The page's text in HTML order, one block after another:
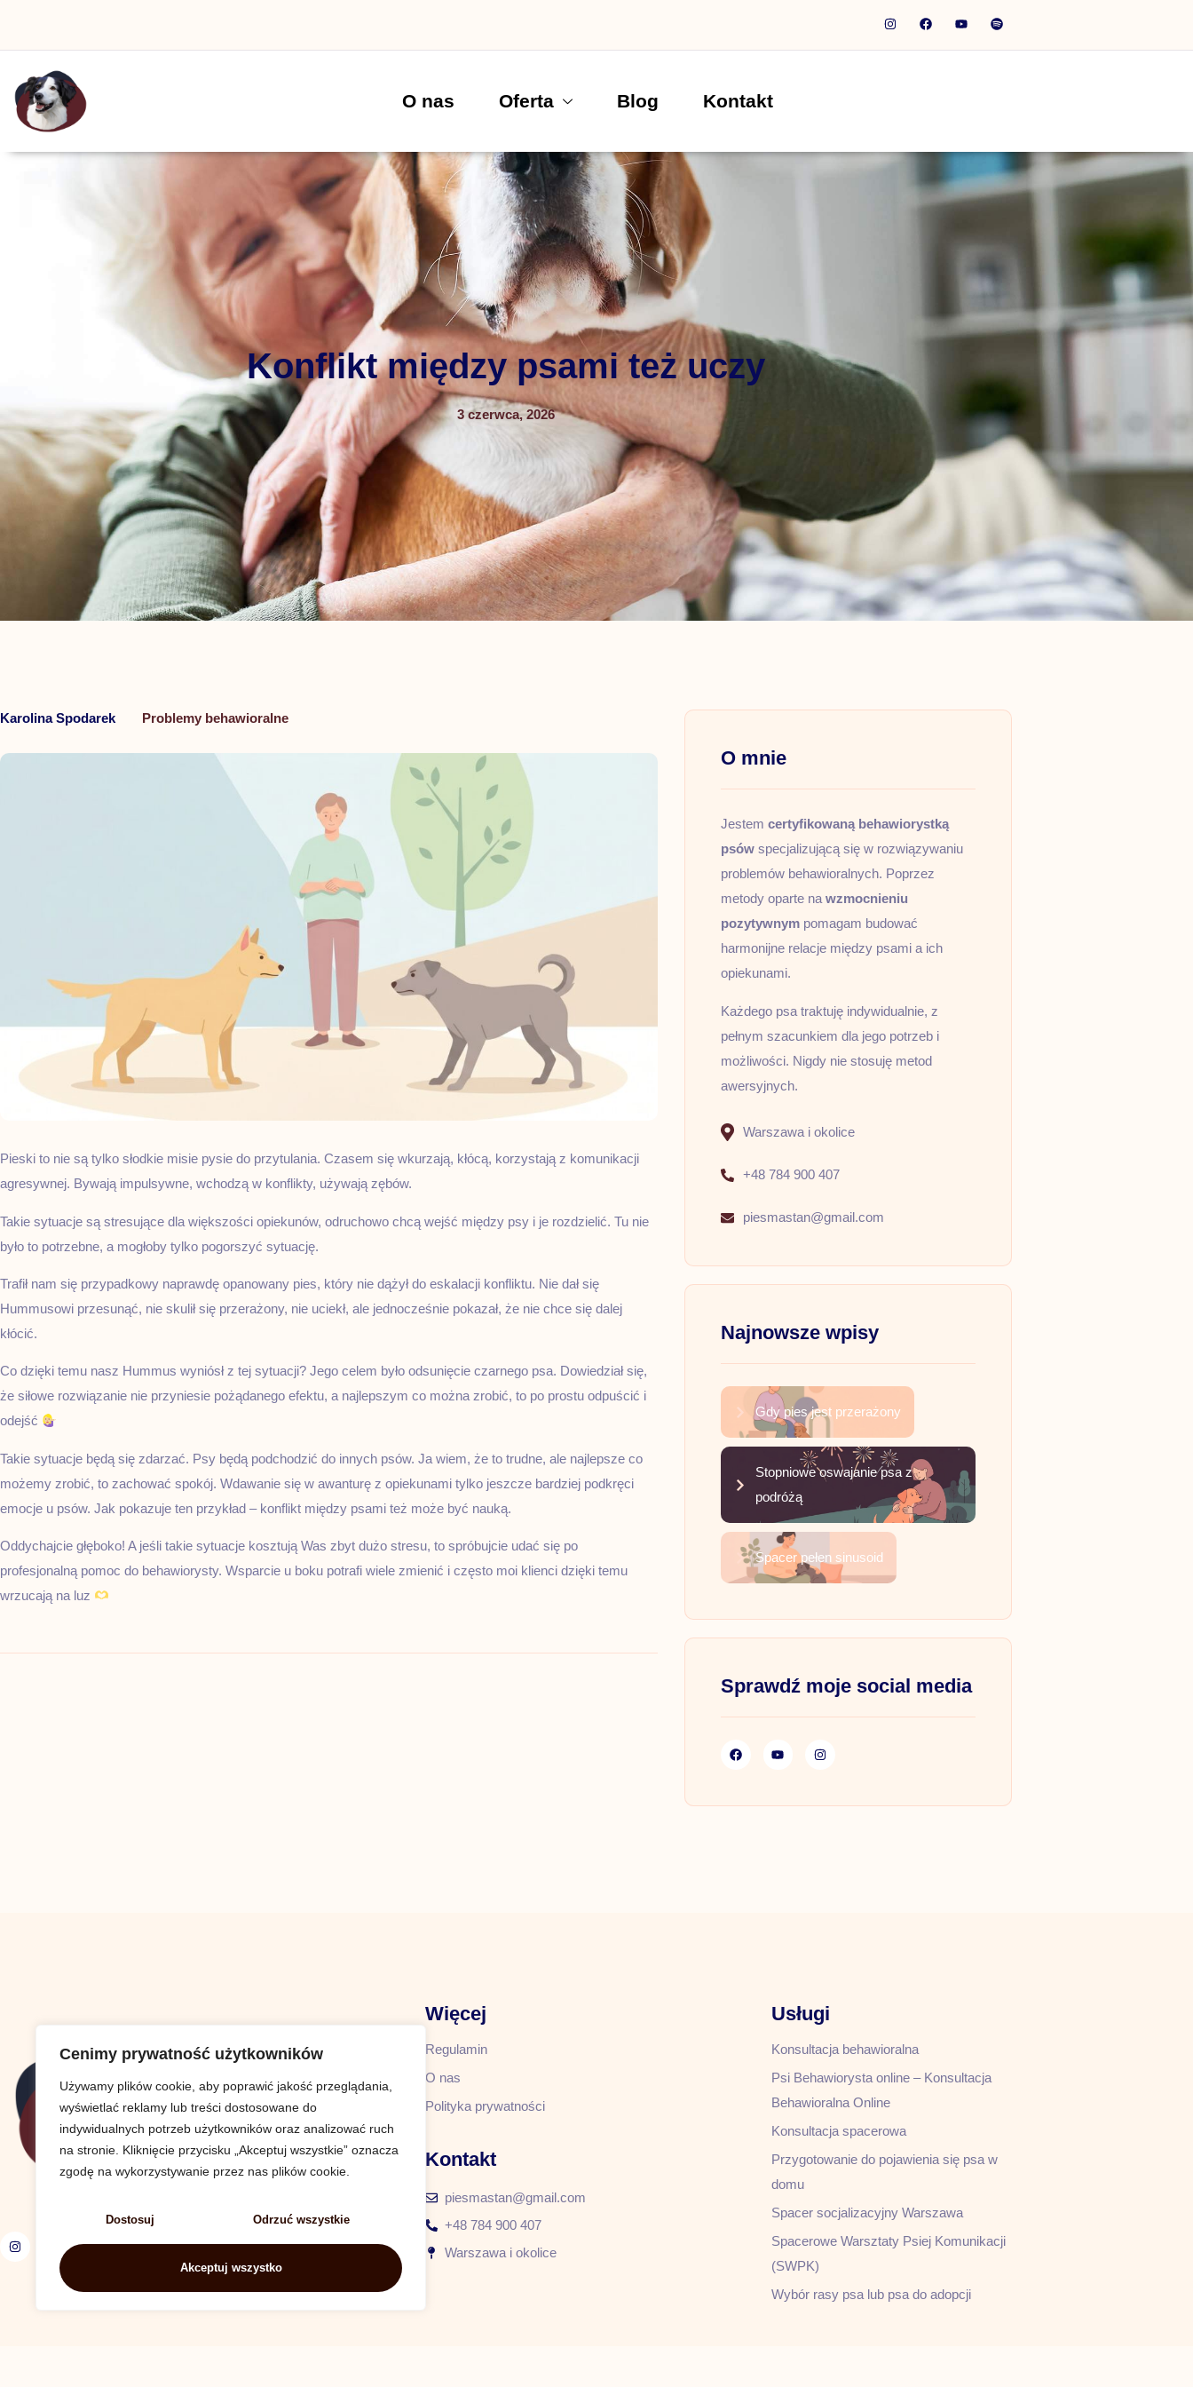
Cenimy prywatność użytkowników
Używamy plików cookie, aby poprawić jakość przeglądania,
wyświetlać reklamy lub treści dostosowane do
indywidualnych potrzeb użytkowników oraz analizować ruch
na stronie. Kliknięcie przycisku „Akceptuj wszystkie” oznacza
zgodę na wykorzystywanie przez nas plików cookie.
Dostosuj Odrzuć wszystkie
Akceptuj wszystko
O nas Oferta Blog Kontakt
Konflikt między psami też uczy
3 czerwca, 2026
Karolina Spodarek Problemy behawioralne
Pieski to nie są tylko słodkie misie pysie do przytulania. Czasem się wkurzają, kłócą, korzystają z komunikacji
agresywnej. Bywają impulsywne, wchodzą w konflikty, używają zębów.
Takie sytuacje są stresujące dla większości opiekunów, odruchowo chcą wejść między psy i je rozdzielić. Tu nie
było to potrzebne, a mogłoby tylko pogorszyć sytuację.
Trafił nam się przypadkowy naprawdę opanowany pies, który nie dążył do eskalacji konfliktu. Nie dał się
Hummusowi przesunąć, nie skulił się przerażony, nie uciekł, ale jednocześnie pokazał, że nie chce się dalej
kłócić.
Co dzięki temu nasz Hummus wyniósł z tej sytuacji? Jego celem było odsunięcie czarnego psa. Dowiedział się,
że siłowe rozwiązanie nie przyniesie pożądanego efektu, a najlepszym co można zrobić, to po prostu odpuścić i
odejść
Takie sytuacje będą się zdarzać. Psy będą podchodzić do innych psów. Ja wiem, że to trudne, ale najlepsze co
możemy zrobić, to zachować spokój. Wdawanie się w awanturę z opiekunami tylko jeszcze bardziej podkręci
emocje u psów. Jak pokazuje ten przykład – konflikt między psami też może być nauką.
Oddychajcie głęboko! A jeśli takie sytuacje kosztują Was zbyt dużo stresu, to spróbujcie udać się po
profesjonalną pomoc do behawiorysty. Wsparcie u boku potrafi wiele zmienić i często moi klienci dzięki temu
wrzucają na luz
O mnie
Jestem certyfikowaną behawiorystką
psów specjalizującą się w rozwiązywaniu
problemów behawioralnych. Poprzez
metody oparte na wzmocnieniu
pozytywnym pomagam budować
harmonijne relacje między psami a ich
opiekunami.
Każdego psa traktuję indywidualnie, z
pełnym szacunkiem dla jego potrzeb i
możliwości. Nigdy nie stosuję metod
awersyjnych.
Warszawa i okolice
+48 784 900 407
piesmastan@gmail.com
Najnowsze wpisy
Gdy pies jest przerażony
Stopniowe oswajanie psa z
podróżą
Spacer pełen sinusoid
Sprawdź moje social media
Więcej
Regulamin
O nas
Polityka prywatności
Kontakt
piesmastan@gmail.com
+48 784 900 407
Warszawa i okolice
Usługi
Konsultacja behawioralna
Psi Behawiorysta online – Konsultacja
Behawioralna Online
Konsultacja spacerowa
Przygotowanie do pojawienia się psa w
domu
Spacer socjalizacyjny Warszawa
Spacerowe Warsztaty Psiej Komunikacji
(SWPK)
Wybór rasy psa lub psa do adopcji